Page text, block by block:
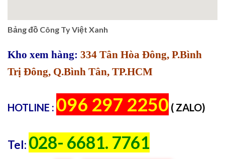
Bảng đồ Công Ty Việt Xanh
Kho xem hàng: 334 Tân Hòa Đông, P.Bình
Trị Đông, Q.Bình Tân, TP.HCM
HOTLINE : 096 297 2250 ( ZALO)
Tel: 028- 6681. 7761